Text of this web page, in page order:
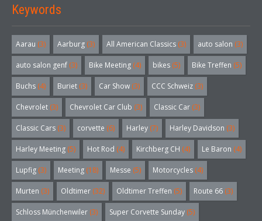
Keywords
Aarau (3) Aarburg (3) All American Classics (3) auto salon (3)
auto salon genf (3) Bike Meeting (4) bikes (5) Bike Treffen (5)
Buchs (4) Buriet (3) Car Show (3) CCC Schweiz (3)
Chevrolet (3) Chevrolet Car Club (3) Classic Car (3)
Classic Cars (3) corvette (6) Harley (7) Harley Davidson (3)
Harley Meeting (5) Hot Rod (4) Kirchberg CH (4) Le Baron (4)
Lupfig (3) Meeting (18) Messe (5) Motorcycles (4)
Murten (3) Oldtimer (32) Oldtimer Treffen (5) Route 66 (3)
Schloss Münchenwiler (3) Super Corvette Sunday (5)